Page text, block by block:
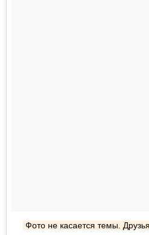
Фото не касается темы.